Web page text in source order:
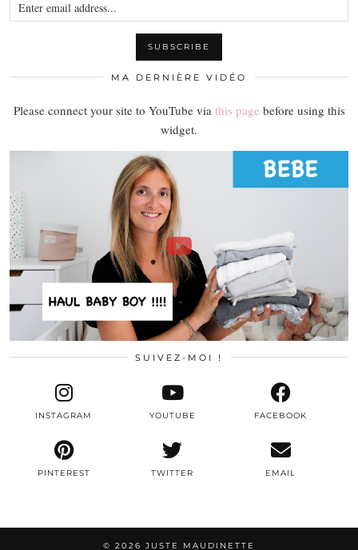
MA DERNIÈRE VIDÉO
Please connect your site to YouTube via this page before using this
widget.
SUIVEZ-MOI !
TWITTER
INSTAGRAM FACEBOOK
PINTEREST
YOUTUBE
EMAIL
© 2026 JUSTE MAUDINETTE